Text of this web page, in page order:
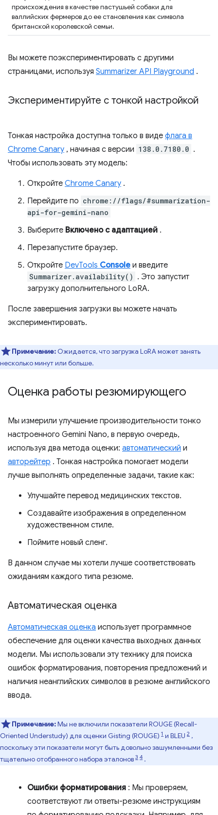
происхождения в качестве пастушьей собаки для
валлийских фермеров до ее становления как символа
британской королевской семьи.
Вы можете поэкспериментировать с другими
страницами, используя Summarizer API Playground .
Экспериментируйте с тонкой настройкой
Тонкая настройка доступна только в виде флага в
Chrome Canary , начиная с версии 138.0.7180.0 .
Чтобы использовать эту модель:
Откройте Chrome Canary .
Перейдите по chrome://flags/#summarization-
api-for-gemini-nano
Выберите Включено с адаптацией .
Перезапустите браузер.
Откройте DevTools Console и введите
Summarizer.availability() . Это запустит
загрузку дополнительного LoRA.
После завершения загрузки вы можете начать
экспериментировать.
Примечание: Ожидается, что загрузка LoRA может занять
несколько минут или больше.
Оценка работы резюмирующего
Мы измерили улучшение производительности тонко
настроенного Gemini Nano, в первую очередь,
используя два метода оценки: автоматический и
авторейтер . Тонкая настройка помогает модели
лучше выполнять определенные задачи, такие как:
Улучшайте перевод медицинских текстов.
Создавайте изображения в определенном
художественном стиле.
Поймите новый сленг.
В данном случае мы хотели лучше соответствовать
ожиданиям каждого типа резюме.
Автоматическая оценка
Автоматическая оценка использует программное
обеспечение для оценки качества выходных данных
модели. Мы использовали эту технику для поиска
ошибок форматирования, повторения предложений и
наличия неанглийских символов в резюме английского
ввода.
Примечание:Мы не включили показатели ROUGE (Recall-
Oriented Understudy) для оценки Gisting (ROUGE) 1 и BLEU 2 ,
поскольку эти показатели могут быть довольно зашумленными без
тщательно отобранного набора эталонов 3 4 .
Ошибки форматирования : Мы проверяем,
соответствуют ли ответы-резюме инструкциям